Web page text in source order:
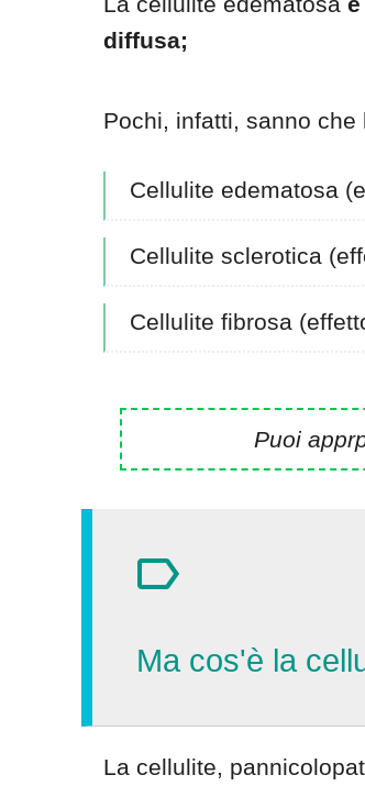
diffusa;
Pochi, infatti, sanno che
Cellulite edematosa
Cellulite sclerotica
Cellulite fibrosa
Puoi
Ma cos'è la
La cellulite,